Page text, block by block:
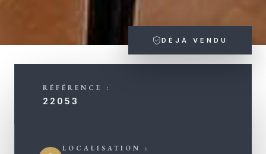
DÉJÀ VENDU
RÉFÉRENCE :
22053
LOCALISATION :